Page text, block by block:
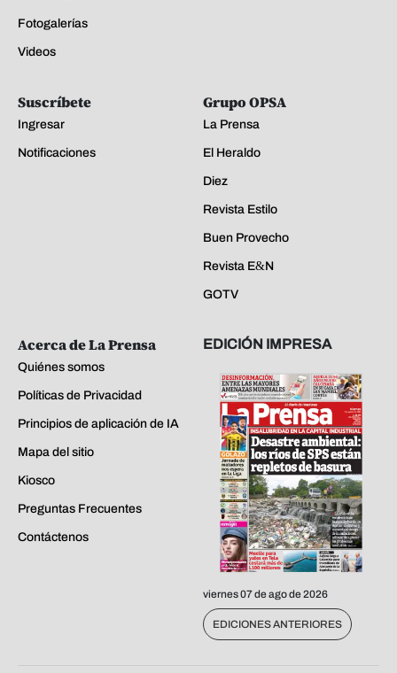
Fotogalerías
Videos
Suscríbete
Ingresar
Notificaciones
Grupo OPSA
La Prensa
El Heraldo
Diez
Revista Estilo
Buen Provecho
Revista E&N
GOTV
Acerca de La Prensa
Quiénes somos
Políticas de Privacidad
Principios de aplicación de IA
Mapa del sitio
Kiosco
Preguntas Frecuentes
Contáctenos
EDICIÓN IMPRESA
viernes 07 de ago de 2026
EDICIONES ANTERIORES